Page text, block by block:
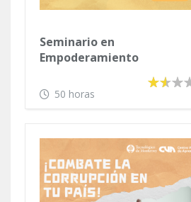
Seminario en
Empoderamiento
Comunitario Sustentable e
Inclusión Social
50 horas